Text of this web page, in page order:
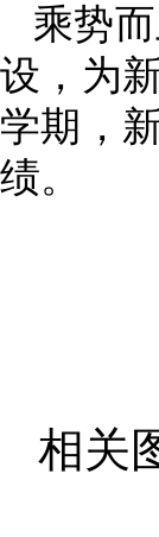
乘势
设，为
学期，
绩。
相关